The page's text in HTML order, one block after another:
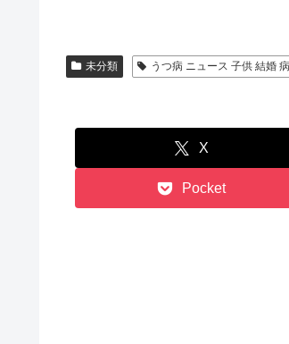
未分類 うつ病 ニュース 子供 結婚
X
Pocket